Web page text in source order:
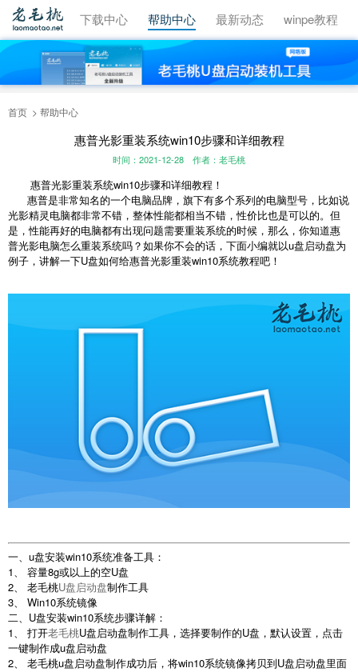
视频教程 下载中心 帮助中心 最新动态 winpe教程
首页 帮助中心
惠普光影重装系统win10步骤和详细教程
时间：2021-12-28 作者：老毛桃
惠普光影重装系统win10步骤和详细教程！
惠普是非常知名的一个电脑品牌，旗下有多个系列的电脑型号，比如说
光影精灵电脑都非常不错，整体性能都相当不错，性价比也是可以的。但
是，性能再好的电脑都有出现问题需要重装系统的时候，那么，你知道惠
普光影电脑怎么重装系统吗？如果你不会的话，下面小编就以u盘启动盘为
例子，讲解一下U盘如何给惠普光影重装win10系统教程吧！
一、u盘安装win10系统准备工具：
1、 容量8g或以上的空U盘
2、 老毛桃U盘启动盘制作工具
3、 Win10系统镜像
二、U盘安装win10系统步骤详解：
1、 打开老毛桃U盘启动盘制作工具，选择要制作的U盘，默认设置，点击
一键制作成u盘启动盘
2、 老毛桃u盘启动盘制作成功后，将win10系统镜像拷贝到U盘启动盘里面